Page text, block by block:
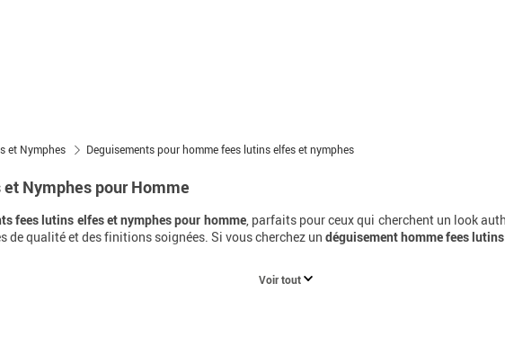
et Nymphes Deguisements pour homme fees lutins elfes et nymphes
Nymphes pour Homme
fees lutins elfes et nymphes pour homme, parfaits pour ceux qui cherchent un look
de qualité et des finitions soignées. Si vous cherchez un déguisement homme fees
Voir tout